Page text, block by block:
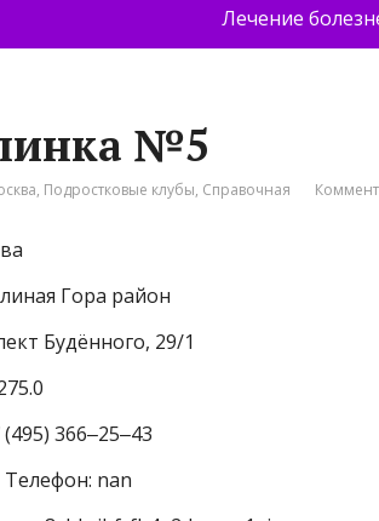
Лечение
№5
, Подростковые клубы, Справочная
Гора район
Будённого, 29/1
366‒25‒43
nan